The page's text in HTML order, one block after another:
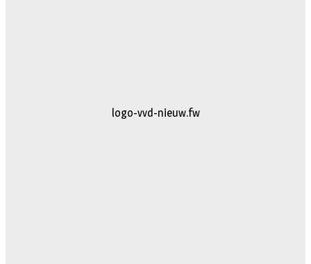
logo-vvd-nieuw.fw